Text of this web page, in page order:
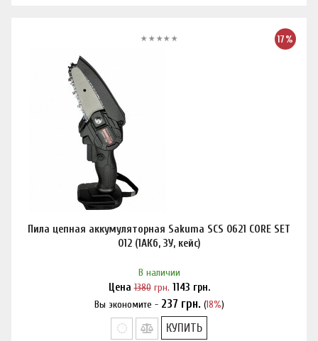
17%
Пила цепная аккумуляторная Sakuma SCS 0621 CORE SET
012 (1АКб, ЗУ, кейс)
В наличии
Цена1380грн. 1143 грн.
Вы экономите - 237 грн. (18%)
Нашли дешевле?
КУПИТЬ